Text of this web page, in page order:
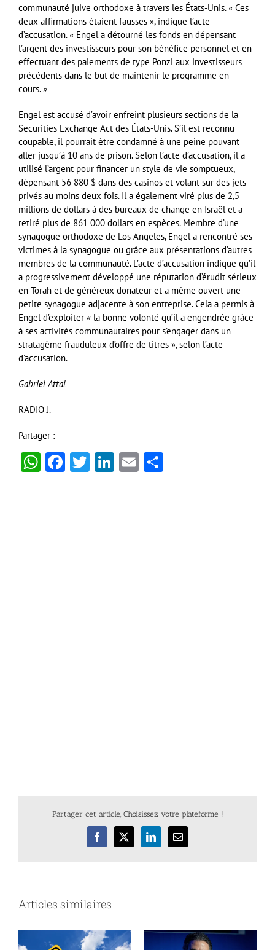
communauté juive orthodoxe à travers les États-Unis. « Ces
deux affirmations étaient fausses », indique l’acte
d’accusation. « Engel a détourné les fonds en dépensant
l’argent des investisseurs pour son bénéfice personnel et en
effectuant des paiements de type Ponzi aux investisseurs
précédents dans le but de maintenir le programme en
cours. »
Engel est accusé d’avoir enfreint plusieurs sections de la
Securities Exchange Act des États-Unis. S’il est reconnu
coupable, il pourrait être condamné à une peine pouvant
aller jusqu’à 10 ans de prison. Selon l’acte d’accusation, il a
utilisé l’argent pour financer un style de vie somptueux,
dépensant 56 880 $ dans des casinos et volant sur des jets
privés au moins deux fois. Il a également viré plus de 2,5
millions de dollars à des bureaux de change en Israël et a
retiré plus de 861 000 dollars en espèces. Membre d’une
synagogue orthodoxe de Los Angeles, Engel a rencontré ses
victimes à la synagogue ou grâce aux présentations d’autres
membres de la communauté. L’acte d’accusation indique qu’il
a progressivement développé une réputation d’érudit sérieux
en Torah et de généreux donateur et a même ouvert une
petite synagogue adjacente à son entreprise. Cela a permis à
Engel d’exploiter « la bonne volonté qu’il a engendrée grâce
à ses activités communautaires pour s’engager dans un
stratagème frauduleux d’offre de titres », selon l’acte
d’accusation.
Gabriel Attal
RADIO J.
Partager :
WhatsApp
Facebook
Twitter
LinkedIn
Email
Partager cet article, Choisissez votre plateforme !
Facebook
X LinkedInEmail
Articles similaires